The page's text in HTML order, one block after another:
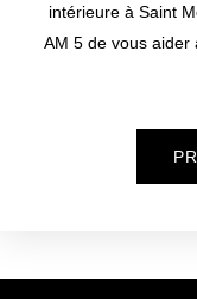
intérieure à Saint
AM 5 de vous aider